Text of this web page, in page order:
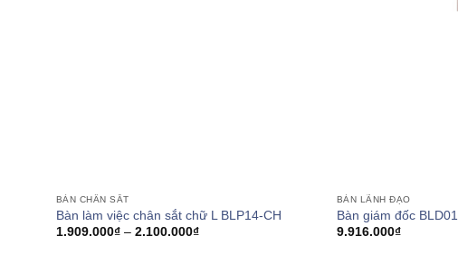
BÀN CHÂN SẮT
Bàn làm việc chân sắt chữ L BLP14-CH
1.909.000₫ – 2.100.000₫Khoảng
BÀN LÃNH ĐẠO
Bàn giám đốc BLD01
9.916.000₫